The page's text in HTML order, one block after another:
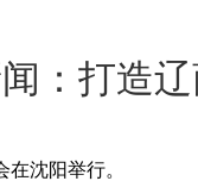
：打造
沈阳举行。